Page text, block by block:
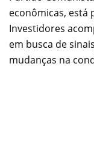
econômicas, está
Investidores
em busca de
mudanças na